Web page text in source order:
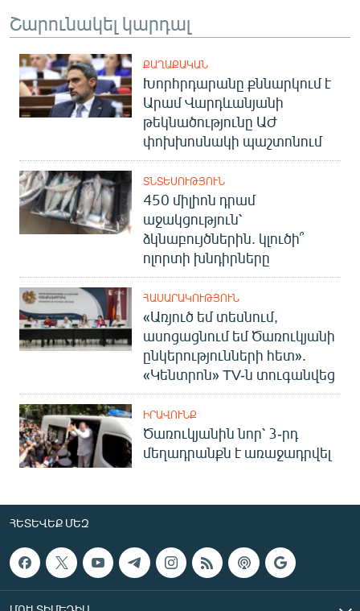
«Ազատության» բոլոր կայքերը
Շարունակել կարդալ
ՔԱՂԱՔԱԿԱՆ
Խորհրդարանը քննարկում է
Արամ Վարդևանյանի
թեկնածությունը ԱԺ
փոխխոսնակի պաշտոնում
ՏՆՏԵՍՈՒԹՅՈՒՆ
450 միլիոն դրամ
աջակցություն՝
ձկնաբույծներին. կլուծի՞
ոլորտի խնդիրները
ՀԱՍԱՐԱԿՈՒԹՅՈՒՆ
«Առյուծ եմ տեսնում,
ասոցացնում եմ Ծառուկյանի
ընկերությունների հետ».
«Կենտրոն» TV-ն տուգանվեց
ԻՐԱՎՈՒՆՔ
Ծառուկյանին նոր՝ 3-րդ
մեղադրանքն է առաջադրվել
ՀԵՏԵՎԵՔ ՄԵԶ